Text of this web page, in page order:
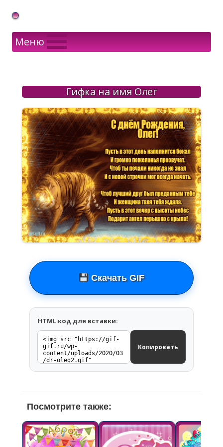
Gif Открытки в подарок
Меню
Гифка на имя Олег
Скачать GIF
HTML код для вставки:
Копировать
Посмотрите также: